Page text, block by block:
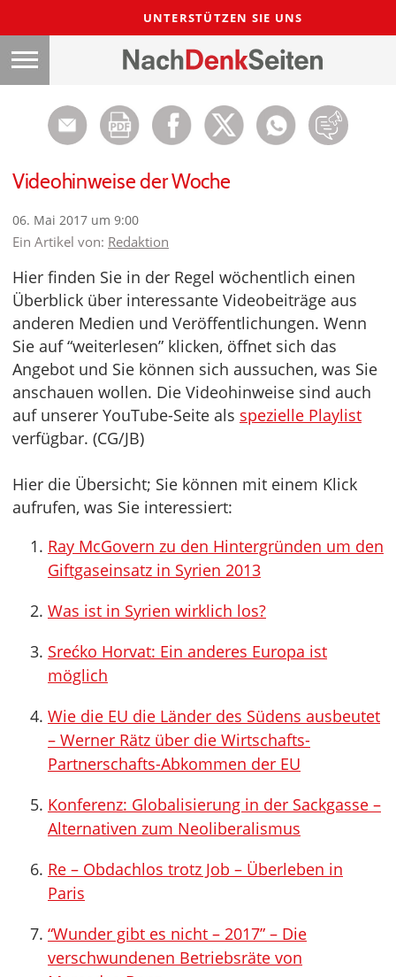
UNTERSTÜTZEN SIE UNS
Videohinweise der Woche
06. Mai 2017 um 9:00
Ein Artikel von: Redaktion
Hier finden Sie in der Regel wöchentlich einen
Überblick über interessante Videobeiträge aus
anderen Medien und Veröffentlichungen. Wenn
Sie auf “weiterlesen” klicken, öffnet sich das
Angebot und Sie können sich aussuchen, was Sie
anschauen wollen. Die Videohinweise sind auch
auf unserer YouTube-Seite als spezielle Playlist
verfügbar. (CG/JB)
Hier die Übersicht; Sie können mit einem Klick
aufrufen, was Sie interessiert:
Ray McGovern zu den Hintergründen um den
Giftgaseinsatz in Syrien 2013
Was ist in Syrien wirklich los?
Srećko Horvat: Ein anderes Europa ist
möglich
Wie die EU die Länder des Südens ausbeutet
– Werner Rätz über die Wirtschafts-
Partnerschafts-Abkommen der EU
Konferenz: Globalisierung in der Sackgasse –
Alternativen zum Neoliberalismus
Re – Obdachlos trotz Job – Überleben in
Paris
“Wunder gibt es nicht – 2017” – Die
verschwundenen Betriebsräte von